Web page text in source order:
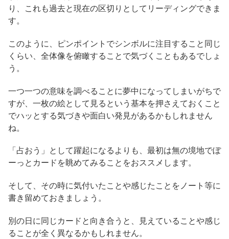
り、これも過去と現在の区切りとしてリーディングできま
す。
このように、ピンポイントでシンボルに注目すること同じ
くらい、全体像を俯瞰することで気づくこともあるでしょ
う。
一つ一つの意味を調べることに夢中になってしまいがちで
すが、一枚の絵として見るという基本を押さえておくこと
でハッとする気づきや面白い発見があるかもしれません
ね。
「占おう」として躍起になるよりも、最初は無の境地でぼ
ーっとカードを眺めてみることをおススメします。
そして、その時に気付いたことや感じたことをノート等に
書き留めておきましょう。
別の日に同じカードと向き合うと、見えていることや感じ
ることが全く異なるかもしれません。